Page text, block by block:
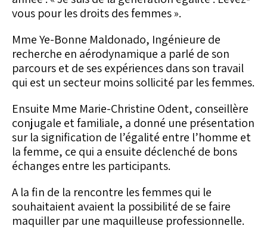
vous pour les droits des femmes ».
Mme Ye-Bonne Maldonado, Ingénieure de
recherche en aérodynamique a parlé de son
parcours et de ses expériences dans son travail
qui est un secteur moins sollicité par les femmes.
Ensuite Mme Marie-Christine Odent, conseillère
conjugale et familiale, a donné une présentation
sur la signification de l’égalité entre l’homme et
la femme, ce qui a ensuite déclenché de bons
échanges entre les participants.
A la fin de la rencontre les femmes qui le
souhaitaient avaient la possibilité de se faire
maquiller par une maquilleuse professionnelle.